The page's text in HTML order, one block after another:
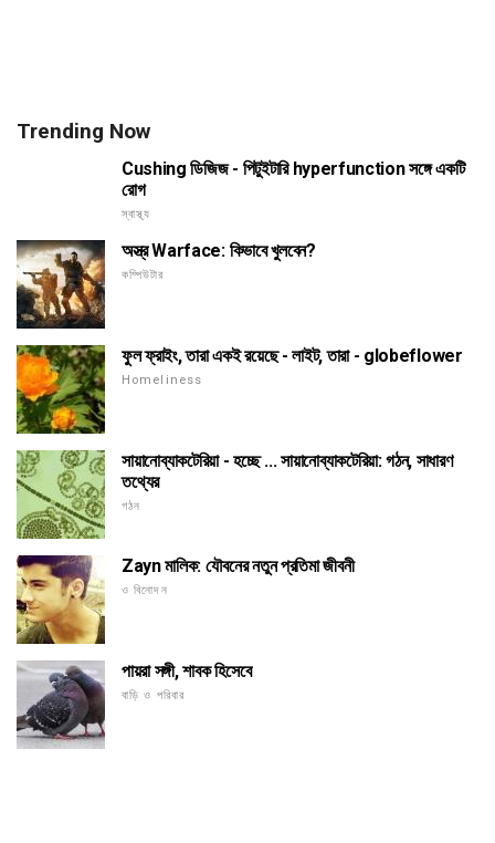
Trending Now
Cushing ডিজিজ - পিটুইটারি hyperfunction সঙ্গে একটি
রোগ
স্বাস্থ্য
অস্ত্র Warface: কিভাবে খুলবেন?
কম্পিউটার
ফুল ফ্রাইং, তারা একই রয়েছে - লাইট, তারা - globeflower
Homeliness
সায়ানোব্যাকটেরিয়া - হচ্ছে ... সায়ানোব্যাকটেরিয়া: গঠন, সাধারণ
তথ্যের
গঠন
Zayn মালিক: যৌবনের নতুন প্রতিমা জীবনী
ও বিনোদন
পায়রা সঙ্গী, শাবক হিসেবে
বাড়ি ও পরিবার